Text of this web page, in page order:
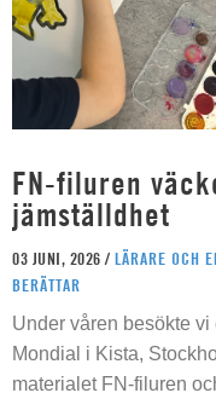
FN-filuren
jämställdhet
03 JUNI, 2026 / LÄRARE OCH
BERÄTTAR
Under våren besökte
Mondial i Kista,
materialet FN-filuren